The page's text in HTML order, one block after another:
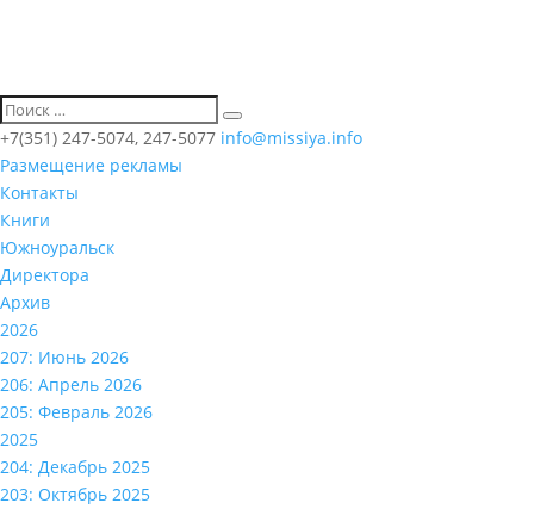
+7(351) 247-5074, 247-5077 info@missiya.info
Размещение рекламы
Контакты
Книги
Южноуральск
Директора
Архив
2026
207: Июнь 2026
206: Апрель 2026
205: Февраль 2026
2025
204: Декабрь 2025
203: Октябрь 2025